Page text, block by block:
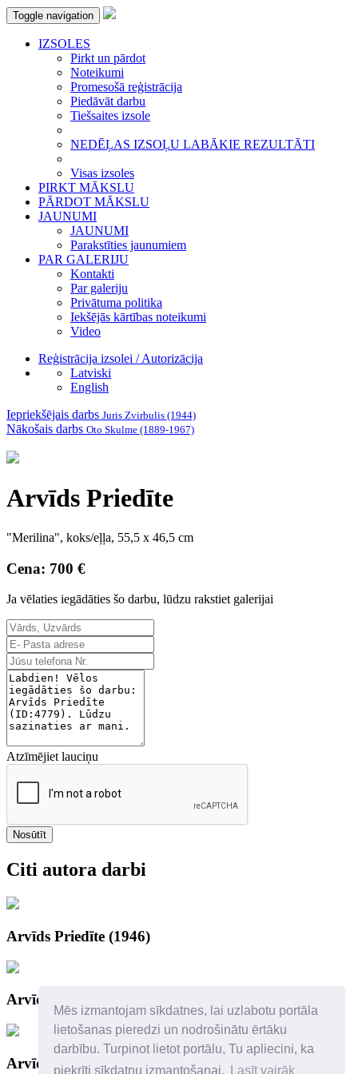
Mēs izmantojam sīkdatnes, lai uzlabotu portāla
lietošanas pieredzi un nodrošinātu ērtāku
darbību. Turpinot lietot portālu, Tu apliecini, ka
piekrīti sīkdatņu izmantošanai.
Lasīt vairāk
Toggle navigation
IZSOLES
Pirkt un pārdot
Noteikumi
Promesošā reģistrācija
Piedāvāt darbu
Tiešsaites izsole
NEDĒĻAS IZSOĻU LABĀKIE REZULTĀTI
Visas izsoles
PIRKT MĀKSLU
PĀRDOT MĀKSLU
JAUNUMI
JAUNUMI
Parakstīties jaunumiem
PAR GALERIJU
Kontakti
Par galeriju
Privātuma politika
Iekšējās kārtības noteikumi
Video
Reģistrācija izsolei / Autorizācija
Latviski
English
Iepriekšējais darbs Juris Zvirbulis (1944)
Nākošais darbs Oto Skulme (1889-1967)
Arvīds Priedīte
"Merilina", koks/eļļa, 55,5 x 46,5 cm
Cena: 700 €
Ja vēlaties iegādāties šo darbu, lūdzu rakstiet galerijai
Atzīmējiet lauciņu
Nosūtīt
Citi autora darbi
Arvīds Priedīte (1946)
Arvīds Priedīte
Arvīds Priedīte (1946)